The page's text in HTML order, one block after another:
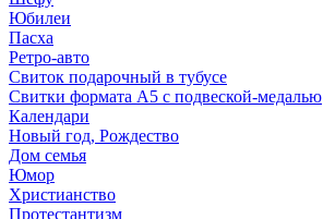
Юбилеи
Пасха
Ретро-авто
Свиток подарочный в тубусе
Свитки формата А5 с подвеской-медалью
Календари
Новый год, Рождество
Дом семья
Юмор
Христианство
Протестантизм